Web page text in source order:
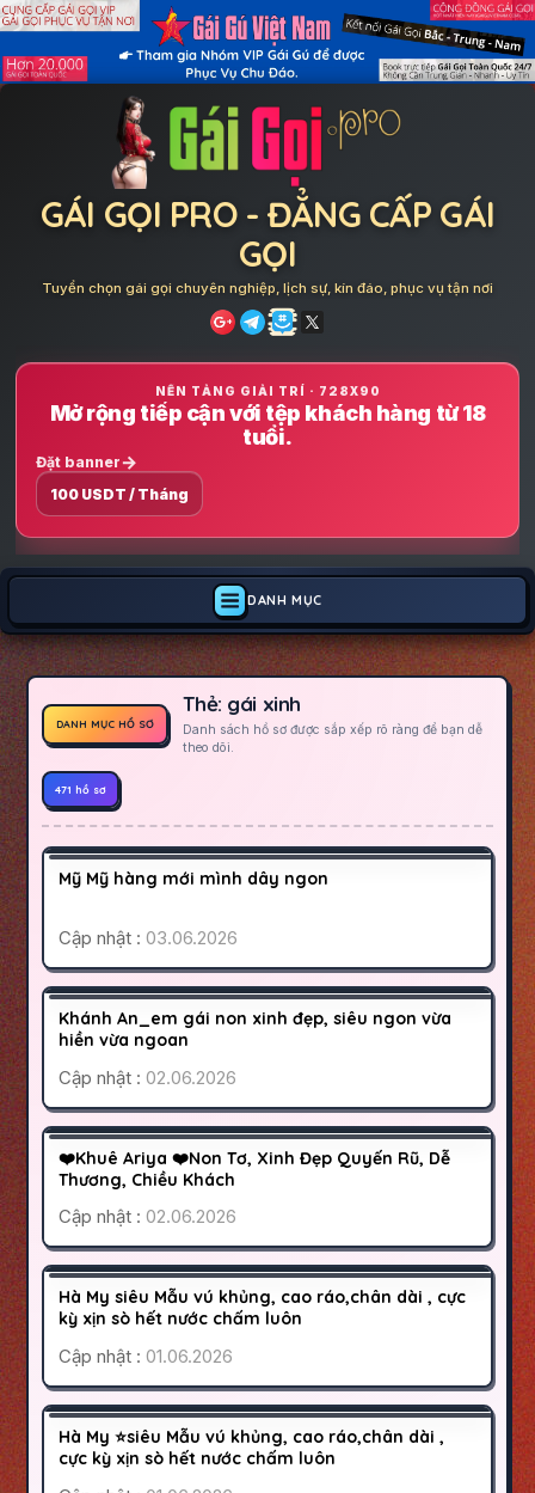
Skip
GÁI GỌI PRO - ĐẲNG CẤP GÁI
GỌI
Tuyển chọn gái gọi chuyên nghiệp, lịch sự, kín đáo, phục vụ tận nơi
NỀN TẢNG GIẢI TRÍ · 728X90
Mở rộng tiếp cận với tệp khách hàng từ 18
tuổi.
Đặt banner
100 USDT / Tháng
DANH MỤC
DANH MỤC HỒ SƠ
Thẻ: gái xinh
Danh sách hồ sơ được sắp xếp rõ ràng để bạn dễ
theo dõi.
471 hồ sơ
HOẠT ĐỘNG
BÌNH THUẬN PHAN THIẾT
Mỹ Mỹ hàng mới mình dây ngon
Cập nhật :03.06.2026
1000K
HOẠT ĐỘNG
Khánh An_em gái non xinh đẹp, siêu ngon vừa
hiền vừa ngoan
Cập nhật :02.06.2026
1000K
HOẠT ĐỘNG
❤️Khuê Ariya ❤️Non Tơ, Xinh Đẹp Quyến Rũ, Dễ
Thương, Chiều Khách
Cập nhật :02.06.2026
500K
HOẠT ĐỘNG
Hà My siêu Mẫu vú khủng, cao ráo,chân dài , cực
kỳ xịn sò hết nước chấm luôn
Cập nhật :01.06.2026
500K
HOẠT ĐỘNG
Hà My ⭐️siêu Mẫu vú khủng, cao ráo,chân dài ,
cực kỳ xịn sò hết nước chấm luôn